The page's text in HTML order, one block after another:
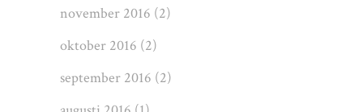
november 2016 (2)
oktober 2016 (2)
september 2016 (2)